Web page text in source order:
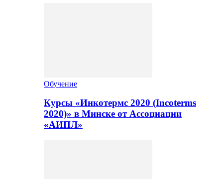
Обучение
Курсы «Инкотермс 2020 (Incoterms
2020)» в Минске от Ассоциации
«АИПЛ»